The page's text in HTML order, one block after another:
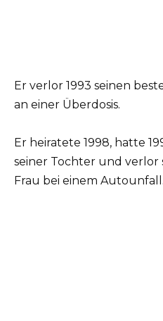
Er verlor 1993 seinen
an einer Überdosis.
Er heiratete 1998, hatte
seiner Tochter und verlor
Frau bei einem Autounfall.